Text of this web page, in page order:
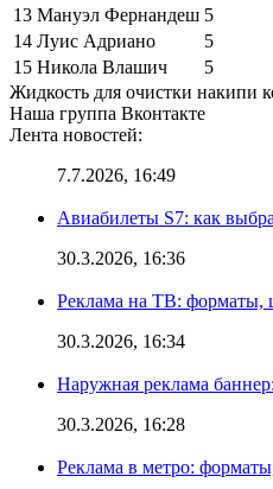
13 Мануэл Фернандеш 5
14 Луис Адриано
5
15 Никола Влашич
5
Жидкость для очистки накипи
Наша группа Вконтакте
Лента новостей:
7.7.2026, 16:49
Авиабилеты S7: как
30.3.2026, 16:36
Реклама на ТВ: форматы,
30.3.2026, 16:34
Наружная реклама
30.3.2026, 16:28
Реклама в метро: